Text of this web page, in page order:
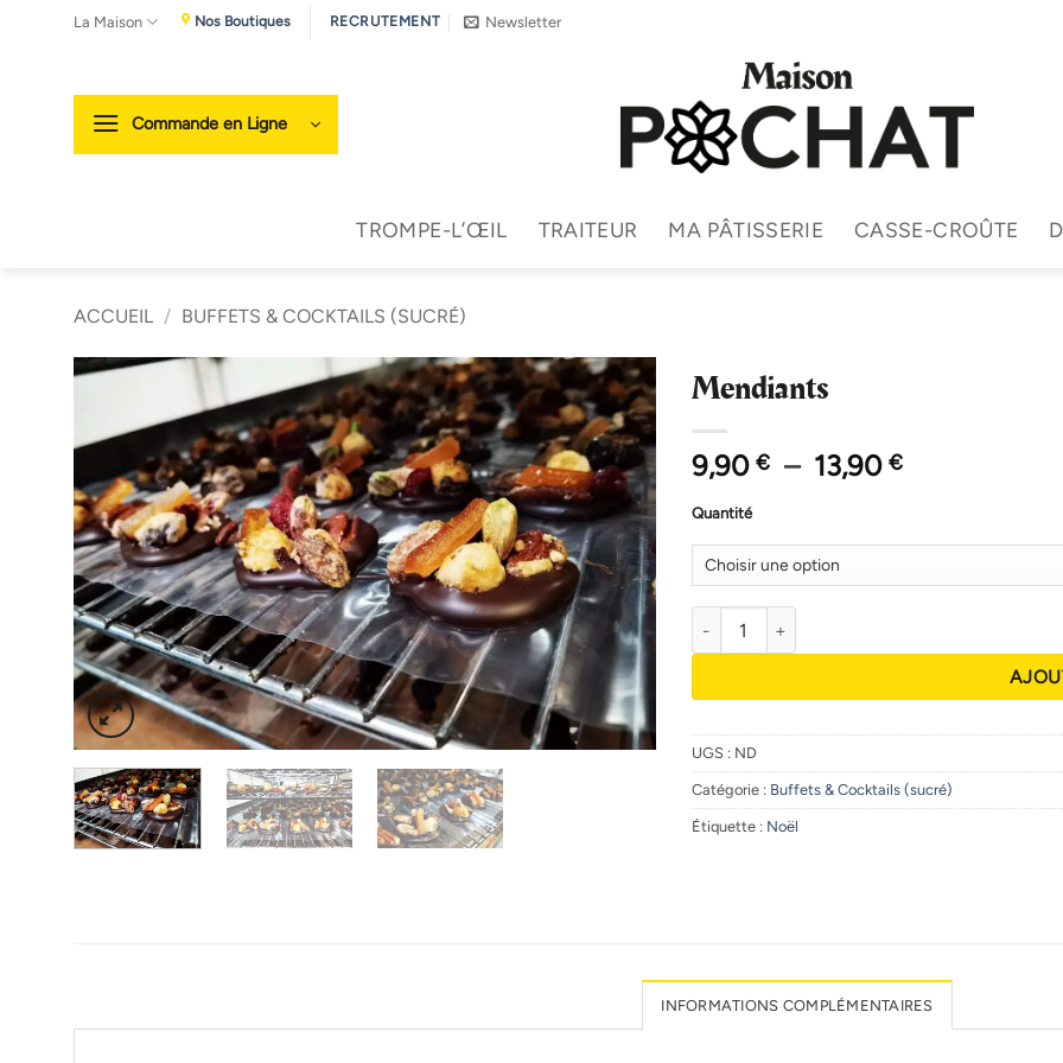
La Maison Nos Boutiques RECRUTEMENT Newsletter
Commande en Ligne
TROMPE-L’ŒIL TRAITEUR MA PÂTISSERIE CASSE-CROÛTE
ACCUEIL / BUFFETS & COCKTAILS (SUCRÉ)
Mendiants
9,90 € – 13,90 €Plage
9,90 €
à
Quantité
quantité de Mendiants
UGS : ND
Catégorie : Buffets & Cocktails (sucré)
Étiquette : Noël
INFORMATIONS COMPLÉMENTAIRES